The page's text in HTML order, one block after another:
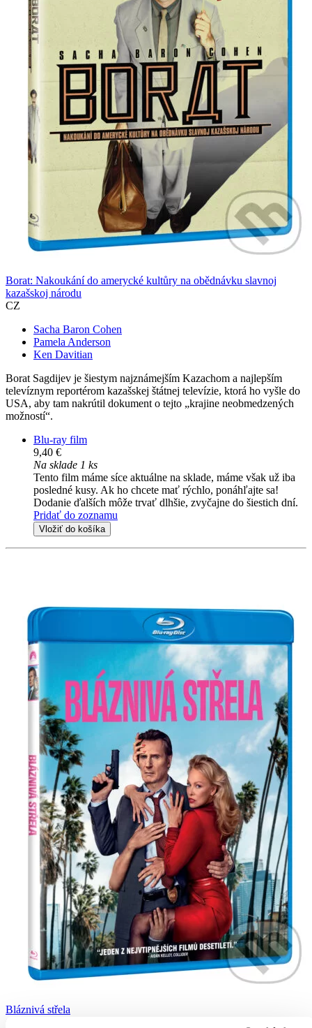
Borat: Nakoukání do amerycké kultůry na obědnávku slavnoj
kazašskoj národu
CZ
Sacha Baron Cohen
Pamela Anderson
Ken Davitian
Borat Sagdijev je šiestym najznámejším Kazachom a najlepším
televíznym reportérom kazašskej štátnej televízie, ktorá ho vyšle do
USA, aby tam nakrútil dokument o tejto „krajine neobmedzených
možností“.
Blu-ray film
9,40 €
Na sklade 1 ks
Tento film máme síce aktuálne na sklade, máme však už iba
posledné kusy. Ak ho chcete mať rýchlo, ponáhľajte sa!
Dodanie ďalších môže trvať dlhšie, zvyčajne do šiestich dní.
Pridať do zoznamu
Vložiť do košíka
Bláznivá střela